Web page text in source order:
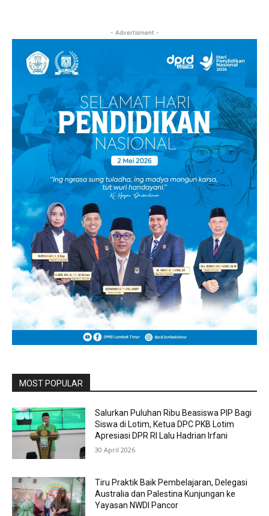
- Advertisment -
MOST POPULAR
Salurkan Puluhan Ribu Beasiswa PIP Bagi
Siswa di Lotim, Ketua DPC PKB Lotim
Apresiasi DPR RI Lalu Hadrian Irfani
30 April 2026
Tiru Praktik Baik Pembelajaran, Delegasi
Australia dan Palestina Kunjungan ke
Yayasan NWDI Pancor